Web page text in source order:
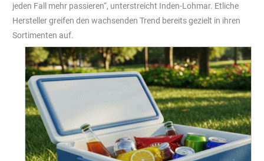
jeden Fall mehr passieren“, unterstreicht Inden-Lohmar. Etliche
Hersteller greifen den wachsenden Trend bereits gezielt in ihren
Sortimenten auf.